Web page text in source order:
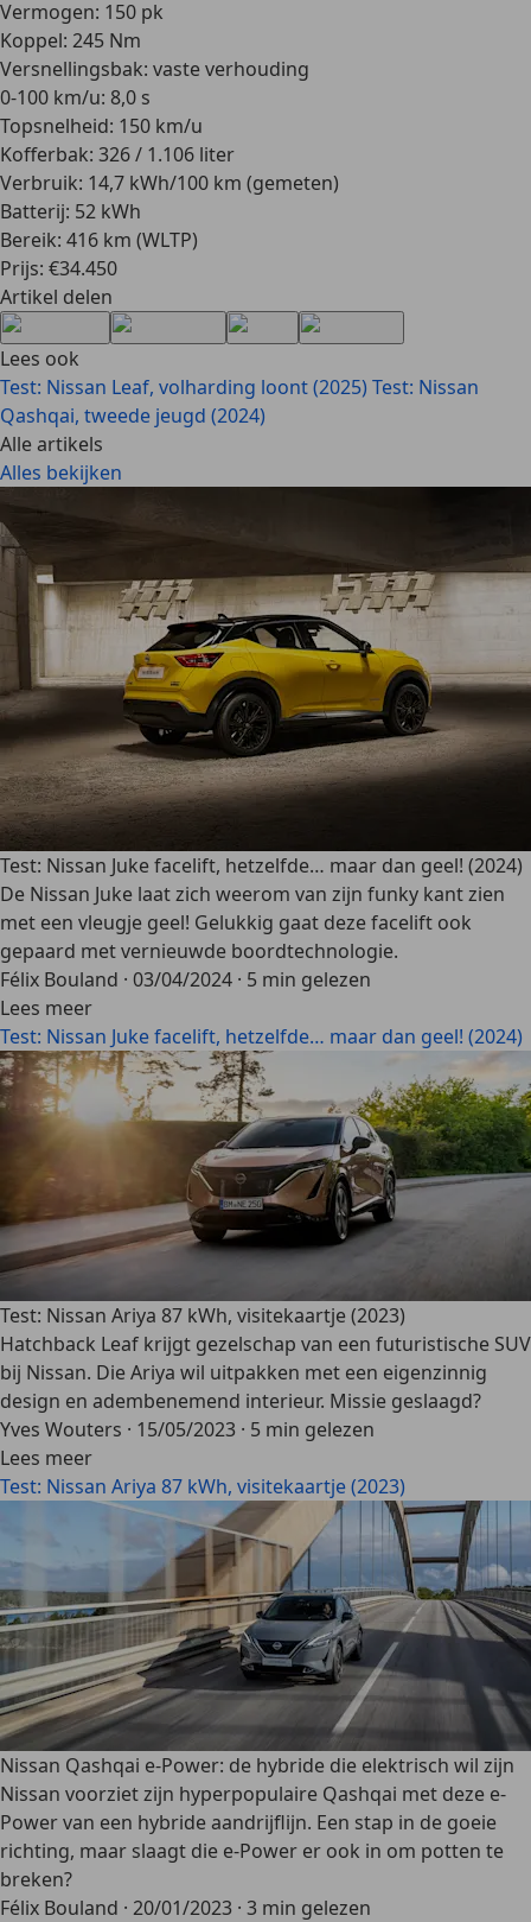
Vermogen: 150 pk
Koppel: 245 Nm
Versnellingsbak: vaste verhouding
0-100 km/u: 8,0 s
Topsnelheid: 150 km/u
Kofferbak: 326 / 1.106 liter
Verbruik: 14,7 kWh/100 km (gemeten)
Batterij: 52 kWh
Bereik: 416 km (WLTP)
Prijs: €34.450
Artikel delen
Lees ook
Test: Nissan Leaf, volharding loont (2025) Test: Nissan
Qashqai, tweede jeugd (2024)
Alle artikels
Alles bekijken
Test: Nissan Juke facelift, hetzelfde… maar dan geel! (2024)
De Nissan Juke laat zich weerom van zijn funky kant zien
met een vleugje geel! Gelukkig gaat deze facelift ook
gepaard met vernieuwde boordtechnologie.
Félix Bouland · 03/04/2024 · 5 min gelezen
Lees meer
Test: Nissan Juke facelift, hetzelfde… maar dan geel! (2024)
Test: Nissan Ariya 87 kWh, visitekaartje (2023)
Hatchback Leaf krijgt gezelschap van een futuristische SUV
bij Nissan. Die Ariya wil uitpakken met een eigenzinnig
design en adembenemend interieur. Missie geslaagd?
Yves Wouters · 15/05/2023 · 5 min gelezen
Lees meer
Test: Nissan Ariya 87 kWh, visitekaartje (2023)
Nissan Qashqai e-Power: de hybride die elektrisch wil zijn
Nissan voorziet zijn hyperpopulaire Qashqai met deze e-
Power van een hybride aandrijflijn. Een stap in de goeie
richting, maar slaagt die e-Power er ook in om potten te
breken?
Félix Bouland · 20/01/2023 · 3 min gelezen